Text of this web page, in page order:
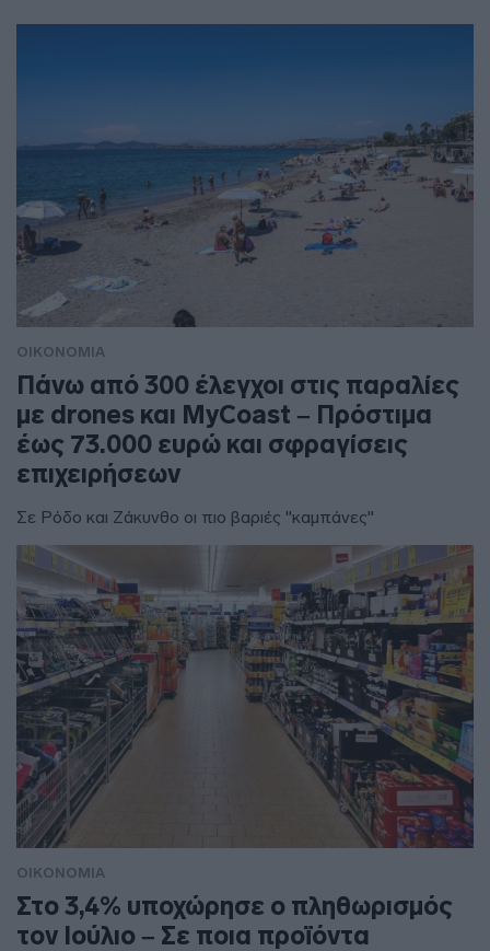
ΟΙΚΟΝΟΜΙΑ
Πάνω από 300 έλεγχοι στις παραλίες
με drones και MyCoast – Πρόστιμα
έως 73.000 ευρώ και σφραγίσεις
επιχειρήσεων
Σε Ρόδο και Ζάκυνθο οι πιο βαριές "καμπάνες"
ΟΙΚΟΝΟΜΙΑ
Στο 3,4% υποχώρησε ο πληθωρισμός
τον Ιούλιο – Σε ποια προϊόντα